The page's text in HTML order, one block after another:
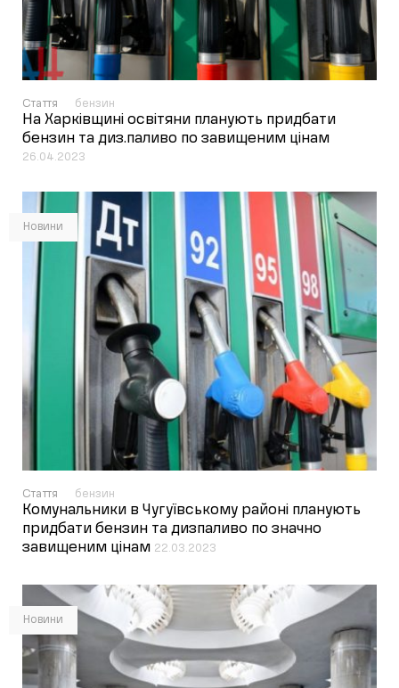
Стаття бензин
На Харківщині освітяни планують придбати
бензин та диз.паливо по завищеним цінам
26.04.2023
Новини
Стаття бензин
Комунальники в Чугуївському районі планують
придбати бензин та дизпаливо по значно
завищеним цінам 22.03.2023
Новини